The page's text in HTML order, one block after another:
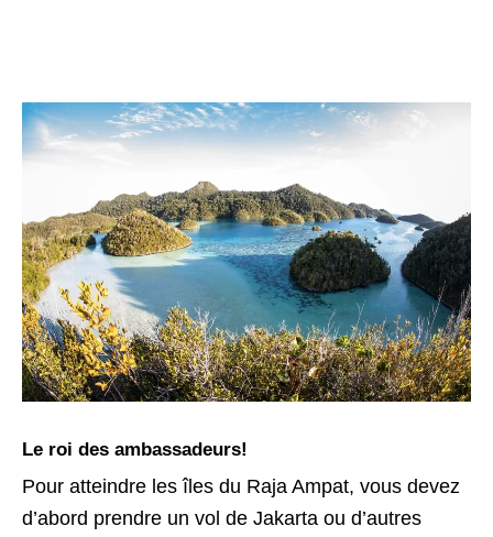
Le roi des ambassadeurs!
Pour atteindre les îles du Raja Ampat, vous devez
d’abord prendre un vol de Jakarta ou d’autres